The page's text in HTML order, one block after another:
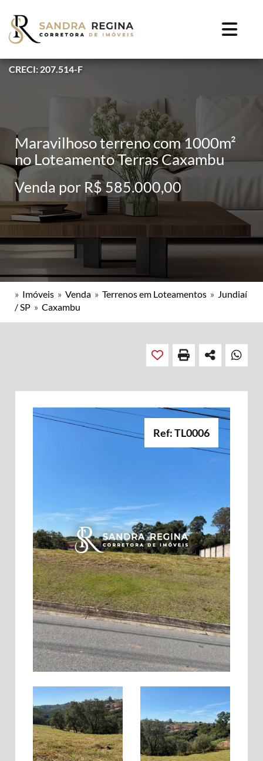
CRECI: 207.514-F
Maravilhoso terreno com 1000m²
no Loteamento Terras Caxambu
Venda por R$ 585.000,00
» Imóveis » Venda » Terrenos em Loteamentos » Jundiaí
/ SP » Caxambu
Ref: TL0006